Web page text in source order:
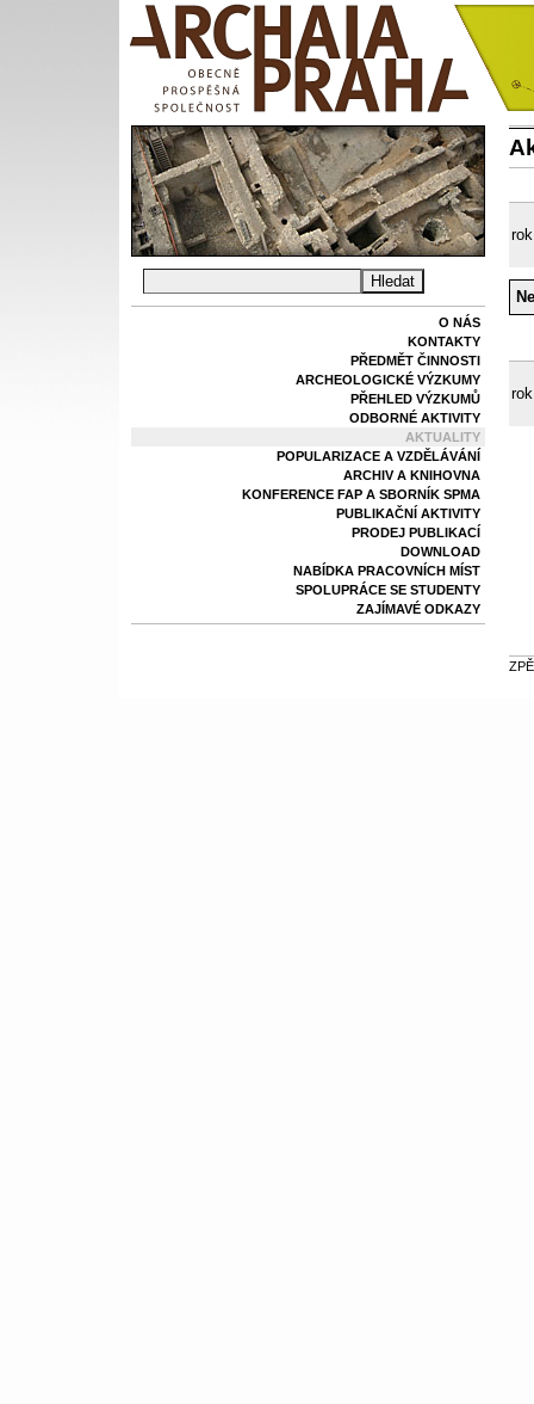
O NÁS
KONTAKTY
PŘEDMĚT ČINNOSTI
ARCHEOLOGICKÉ VÝZKUMY
PŘEHLED VÝZKUMŮ
ODBORNÉ AKTIVITY
AKTUALITY
POPULARIZACE A VZDĚLÁVÁNÍ
ARCHIV A KNIHOVNA
KONFERENCE FAP A SBORNÍK SPMA
PUBLIKAČNÍ AKTIVITY
PRODEJ PUBLIKACÍ
DOWNLOAD
NABÍDKA PRACOVNÍCH MÍST
SPOLUPRÁCE SE STUDENTY
ZAJÍMAVÉ ODKAZY